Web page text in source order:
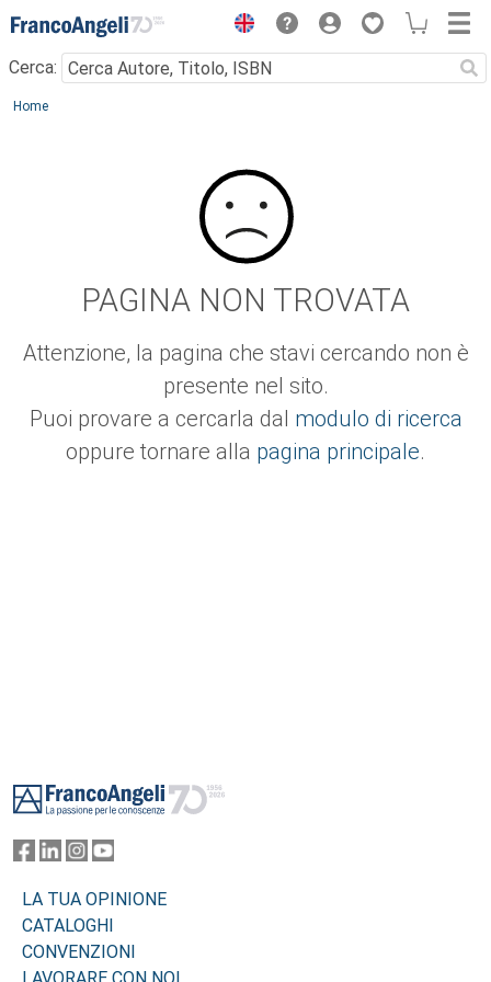
Menu
Cerca:
Main content
Home
PAGINA NON TROVATA
Attenzione, la pagina che stavi cercando non è
presente nel sito.
Puoi provare a cercarla dal modulo di ricerca
oppure tornare alla pagina principale.
LA TUA OPINIONE
CATALOGHI
CONVENZIONI